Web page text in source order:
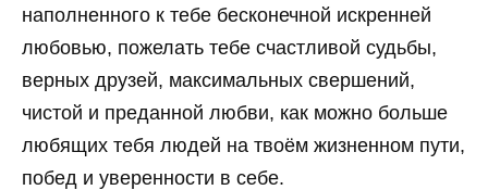
наполненного к тебе бесконечной искренней
любовью, пожелать тебе счастливой судьбы,
верных друзей, максимальных свершений,
чистой и преданной любви, как можно больше
любящих тебя людей на твоём жизненном пути,
побед и уверенности в себе.